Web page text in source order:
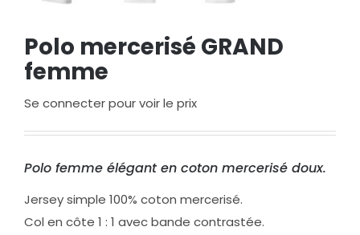
Polo mercerisé GRAND
femme
Se connecter pour voir le prix
Polo femme élégant en coton mercerisé doux.
Jersey simple 100% coton mercerisé.
Col en côte 1 : 1 avec bande contrastée.